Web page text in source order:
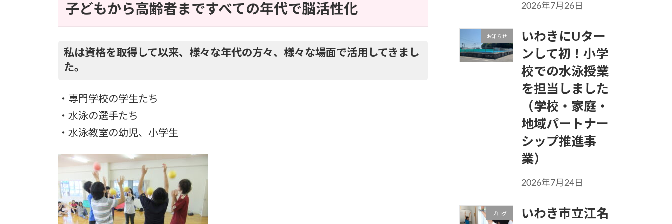
子どもから高齢者まですべての年代で脳活性化
私は資格を取得して以来、様々な年代の方々、様々な場面で活用してきまし
た。
・専門学校の学生たち
・水泳の選手たち
・水泳教室の幼児、小学生
2026年7月26日
お知らせ
いわきにUター
ンして初！小学
校での水泳授業
を担当しました
（学校・家庭・
地域パートナー
シップ推進事
業）
2026年7月24日
ブログ いわき市立江名